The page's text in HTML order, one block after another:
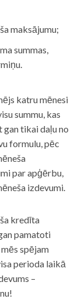
maksājumu;
summas,
katru mēnesi
summu, kas
gan tikai daļu no
formulu, pēc
par apģērbu,
izdevumi.
kredīta
pamatoti
spējam
perioda laikā
–